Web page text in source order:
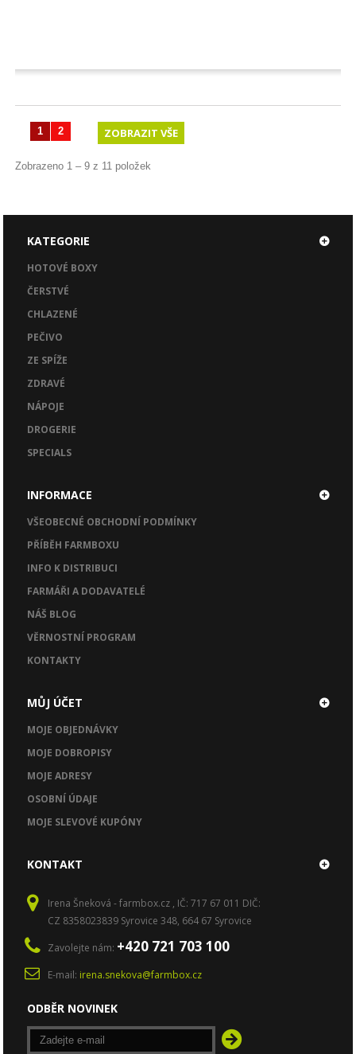
ZOBRAZIT VŠE
1 2
Zobrazeno 1 – 9 z 11 položek
KATEGORIE
HOTOVÉ BOXY
ČERSTVÉ
CHLAZENÉ
PEČIVO
ZE SPÍŽE
ZDRAVÉ
NÁPOJE
DROGERIE
SPECIALS
INFORMACE
VŠEOBECNÉ OBCHODNÍ PODMÍNKY
PŘÍBĚH FARMBOXU
INFO K DISTRIBUCI
FARMÁŘI A DODAVATELÉ
NÁŠ BLOG
VĚRNOSTNÍ PROGRAM
KONTAKTY
MŮJ ÚČET
MOJE OBJEDNÁVKY
MOJE DOBROPISY
MOJE ADRESY
OSOBNÍ ÚDAJE
MOJE SLEVOVÉ KUPÓNY
KONTAKT
Irena Šneková - farmbox.cz , IČ: 717 67 011 DIČ:
CZ 8358023839 Syrovice 348, 664 67 Syrovice
Zavolejte nám: +420 721 703 100
E-mail: irena.snekova@farmbox.cz
ODBĚR NOVINEK